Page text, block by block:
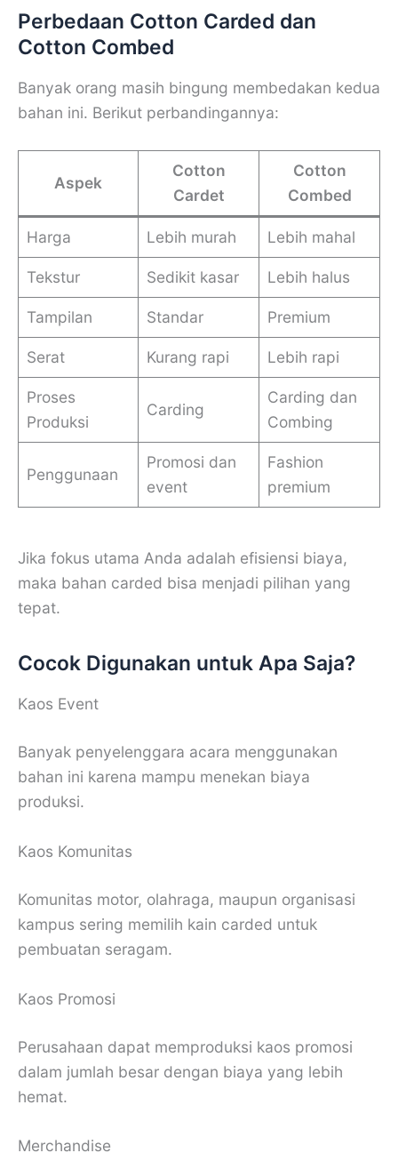
Perbedaan Cotton Carded dan
Cotton Combed
Banyak orang masih bingung membedakan kedua
bahan ini. Berikut perbandingannya:
Aspek
Cotton
Cardet
Cotton
Combed
Harga Lebih murah Lebih mahal
Tekstur Sedikit kasar Lebih halus
Tampilan Standar Premium
Serat Kurang rapi Lebih rapi
Proses
Produksi
Carding
Carding dan
Combing
Penggunaan
Promosi dan
event
Fashion
premium
Jika fokus utama Anda adalah efisiensi biaya,
maka bahan carded bisa menjadi pilihan yang
tepat.
Cocok Digunakan untuk Apa Saja?
Kaos Event
Banyak penyelenggara acara menggunakan
bahan ini karena mampu menekan biaya
produksi.
Kaos Komunitas
Komunitas motor, olahraga, maupun organisasi
kampus sering memilih kain carded untuk
pembuatan seragam.
Kaos Promosi
Perusahaan dapat memproduksi kaos promosi
dalam jumlah besar dengan biaya yang lebih
hemat.
Merchandise